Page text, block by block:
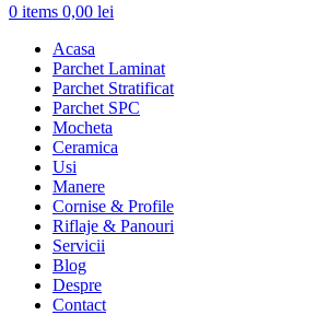
0 items 0,00 lei
Acasa
Parchet Laminat
Parchet Stratificat
Parchet SPC
Mocheta
Ceramica
Usi
Manere
Cornise & Profile
Riflaje & Panouri
Servicii
Blog
Despre
Contact